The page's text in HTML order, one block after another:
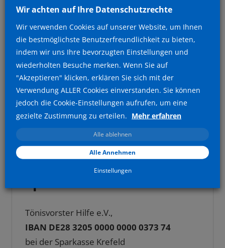
Tönisvorster Hilfe e.V.,
IBAN DE28 3205 0000 0000 0373 74
bei der Sparkasse Krefeld
Wir achten auf Ihre Datenschutzrechte
Wir verwenden Cookies auf unserer Website, um Ihnen
die bestmöglichste Benutzerfreundlichkeit zu bieten,
indem wir uns Ihre bevorzugten Einstellungen und
wiederholten Besuche merken. Wenn Sie auf
"Akzeptieren" klicken, erklären Sie sich mit der
Verwendung ALLER Cookies einverstanden. Sie können
jedoch die Cookie-Einstellungen aufrufen, um eine
gezielte Zustimmung zu erteilen. Mehr erfahren
Alle ablehnen
Alle Annehmen
Einstellungen